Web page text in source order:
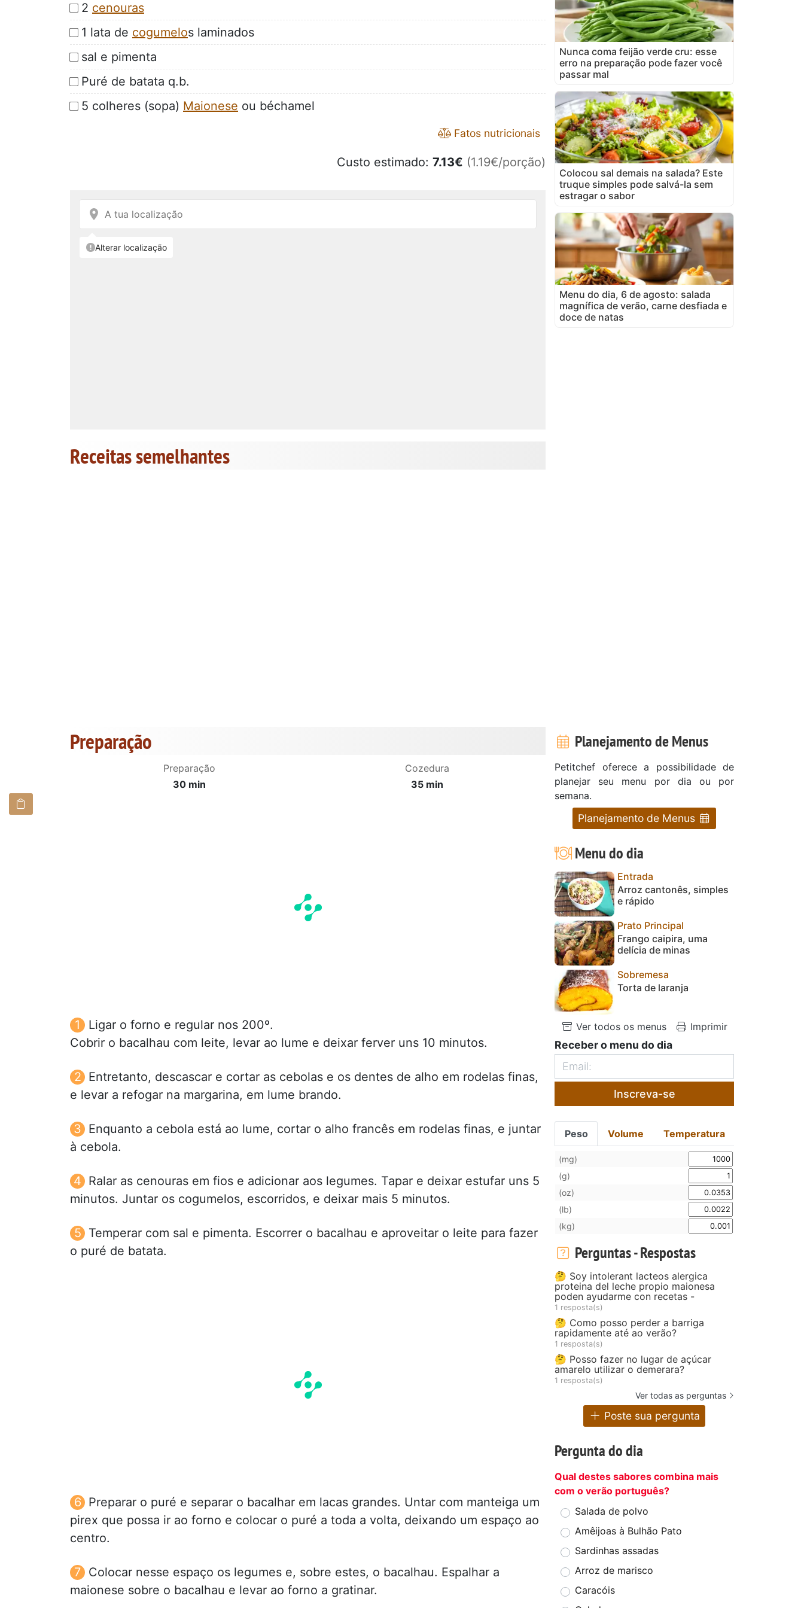
2 cenouras
1 lata de cogumelos laminados
sal e pimenta
Puré de batata q.b.
5 colheres (sopa) Maionese ou béchamel
Fatos nutricionais
Custo estimado: 7.13€ (1.19€/porção)
Receitas semelhantes
Preparação
Preparação
30 min
Cozedura
35 min
Ligar o forno e regular nos 200º.
Cobrir o bacalhau com leite, levar ao lume e deixar ferver uns 10 minutos.
Entretanto, descascar e cortar as cebolas e os dentes de alho em rodelas finas,
e levar a refogar na margarina, em lume brando.
Enquanto a cebola está ao lume, cortar o alho francês em rodelas finas, e juntar
à cebola.
Ralar as cenouras em fios e adicionar aos legumes. Tapar e deixar estufar uns 5
minutos. Juntar os cogumelos, escorridos, e deixar mais 5 minutos.
Temperar com sal e pimenta. Escorrer o bacalhau e aproveitar o leite para fazer
o puré de batata.
Preparar o puré e separar o bacalhar em lacas grandes. Untar com manteiga um
pirex que possa ir ao forno e colocar o puré a toda a volta, deixando um espaço ao
centro.
Colocar nesse espaço os legumes e, sobre estes, o bacalhau. Espalhar a
maionese sobre o bacalhau e levar ao forno a gratinar.
Nunca coma feijão verde cru: esse
erro na preparação pode fazer você
passar mal
Colocou sal demais na salada? Este
truque simples pode salvá-la sem
estragar o sabor
Menu do dia, 6 de agosto: salada
magnífica de verão, carne desfiada e
doce de natas
Planejamento de Menus
Petitchef oferece a possibilidade de
planejar seu menu por dia ou por
semana.
Planejamento de Menus
Menu do dia
Entrada
Arroz cantonês, simples
e rápido
Prato Principal
Frango caipira, uma
delícia de minas
Sobremesa
Torta de laranja
Ver todos os menus Imprimir
Receber o menu do dia
Inscreva-se
Peso Volume Temperatura
(mg)
(g)
(oz)
(lb)
(kg)
Perguntas - Respostas
🤔 Soy intolerant lacteos alergica
proteina del leche propio maionesa
poden ayudarme con recetas -
1 resposta(s)
🤔 Como posso perder a barriga
rapidamente até ao verão?
1 resposta(s)
🤔 Posso fazer no lugar de açúcar
amarelo utilizar o demerara?
1 resposta(s)
Ver todas as perguntas
Poste sua pergunta
Pergunta do dia
Qual destes sabores combina mais
com o verão português?
Salada de polvo
Amêijoas à Bulhão Pato
Sardinhas assadas
Arroz de marisco
Caracóis